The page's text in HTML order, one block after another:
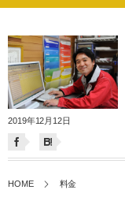
2019年12月12日
HOME 料金